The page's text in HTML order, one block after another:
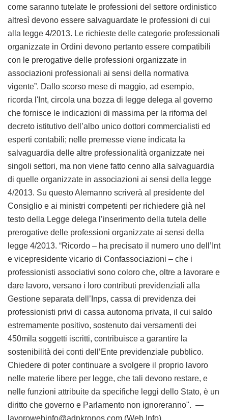
come saranno tutelate le professioni del settore ordinistico
altresì devono essere salvaguardate le professioni di cui
alla legge 4/2013. Le richieste delle categorie professionali
organizzate in Ordini devono pertanto essere compatibili
con le prerogative delle professioni organizzate in
associazioni professionali ai sensi della normativa
vigente”. Dallo scorso mese di maggio, ad esempio,
ricorda l'Int, circola una bozza di legge delega al governo
che fornisce le indicazioni di massima per la riforma del
decreto istitutivo dell’albo unico dottori commercialisti ed
esperti contabili; nelle premesse viene indicata la
salvaguardia delle altre professionalità organizzate nei
singoli settori, ma non viene fatto cenno alla salvaguardia
di quelle organizzate in associazioni ai sensi della legge
4/2013. Su questo Alemanno scriverà al presidente del
Consiglio e ai ministri competenti per richiedere già nel
testo della Legge delega l’inserimento della tutela delle
prerogative delle professioni organizzate ai sensi della
legge 4/2013. “Ricordo – ha precisato il numero uno dell’Int
e vicepresidente vicario di Confassociazioni – che i
professionisti associativi sono coloro che, oltre a lavorare e
dare lavoro, versano i loro contributi previdenziali alla
Gestione separata dell’Inps, cassa di previdenza dei
professionisti privi di cassa autonoma privata, il cui saldo
estremamente positivo, sostenuto dai versamenti dei
450mila soggetti iscritti, contribuisce a garantire la
sostenibilità dei conti dell’Ente previdenziale pubblico.
Chiedere di poter continuare a svolgere il proprio lavoro
nelle materie libere per legge, che tali devono restare, e
nelle funzioni attribuite da specifiche leggi dello Stato, è un
diritto che governo e Parlamento non ignoreranno". —